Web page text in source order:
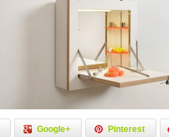
Google+ Pinterest